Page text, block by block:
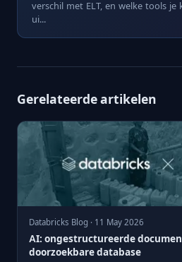
verschil met ELT, en welke tools
ui...
Gerelateerde artikelen
Databricks Blog · 11 May 2026
AI: ongestructureerde
doorzoekbare database